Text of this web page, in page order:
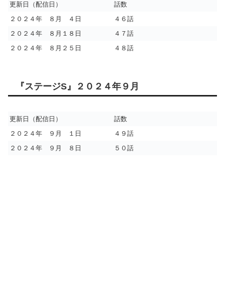
更新日（配信日）
話数
２０２４年 ８月 ４日
４６話
２０２４年 ８月１８日
４７話
２０２４年 ８月２５日
４８話
『ステージS』２０２４年９月
更新日（配信日）
話数
２０２４年 ９月 １日
４９話
２０２４年 ９月 ８日
５０話